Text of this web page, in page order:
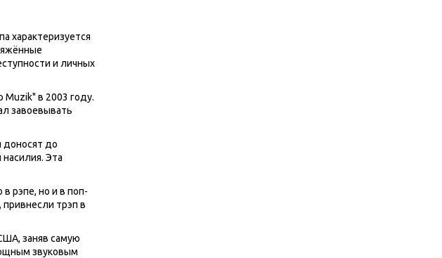
характеризуется
и личных
Muzik" в 2003 году.
завоевывать
доносят до
Эта
рэпе, но и в поп-
привнесли трэп в
заняв самую
звуковым